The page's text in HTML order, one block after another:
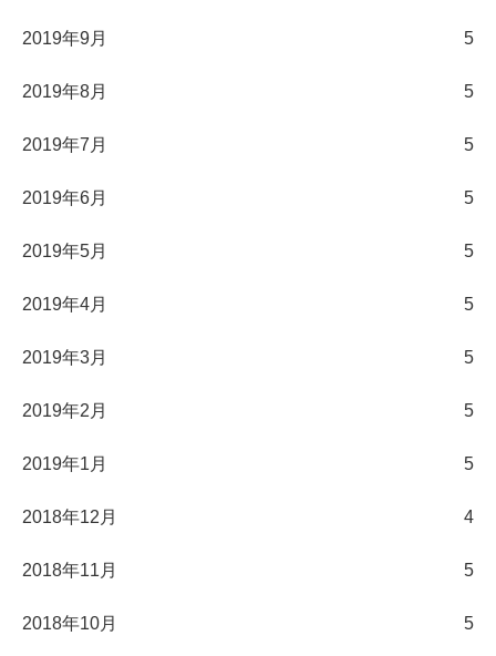
2019年9月 5
2019年8月 5
2019年7月 5
2019年6月 5
2019年5月 5
2019年4月 5
2019年3月 5
2019年2月 5
2019年1月 5
2018年12月 4
2018年11月 5
2018年10月 5